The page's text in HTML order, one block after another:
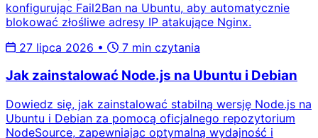
konfigurując Fail2Ban na Ubuntu, aby automatycznie
blokować złośliwe adresy IP atakujące Nginx.
27 lipca 2026 • 7 min czytania
Jak zainstalować Node.js na Ubuntu i Debian
Dowiedz się, jak zainstalować stabilną wersję Node.js na
Ubuntu i Debian za pomocą oficjalnego repozytorium
NodeSource, zapewniając optymalną wydajność i